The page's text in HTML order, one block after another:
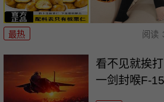
最热 阅读
看不见就挨
一剑封喉F-